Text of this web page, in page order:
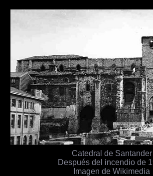
Catedral de Santander
Después del incendio de
Imagen de Wikimedia